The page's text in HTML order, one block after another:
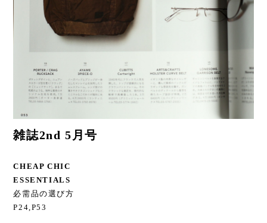
雑誌2nd 5月号
CHEAP CHIC
ESSENTIALS
必需品の選び方
P24,P53